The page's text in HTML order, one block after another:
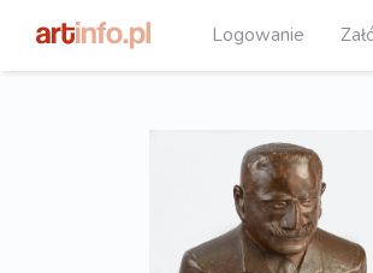
Logowanie